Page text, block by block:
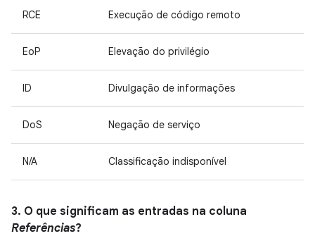
RCE Execução de código remoto
EoP Elevação do privilégio
ID Divulgação de informações
DoS Negação de serviço
N/A Classificação indisponível
3. O que significam as entradas na coluna
Referências?